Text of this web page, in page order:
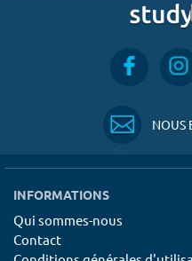
NOUS
INFORMATIONS
Qui sommes-nous
Contact